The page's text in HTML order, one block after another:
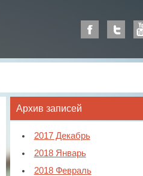
Архив записей
2017 Декабрь
2018 Январь
2018 Февраль